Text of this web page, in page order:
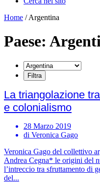
Home /Argentina
Paese:
La triangolazione
e colonialismo
28 Marzo 2019
di Veronica Gago
Veronica Gago del collettivo
Andrea Cegna* le origini del
l’intreccio tra sfruttamento di
del...